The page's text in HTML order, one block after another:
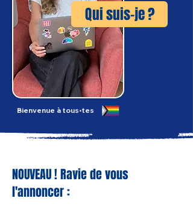
Qui suis-je ?
Bienvenue à tous•tes
NOUVEAU ! Ravie de vous
l'annoncer :